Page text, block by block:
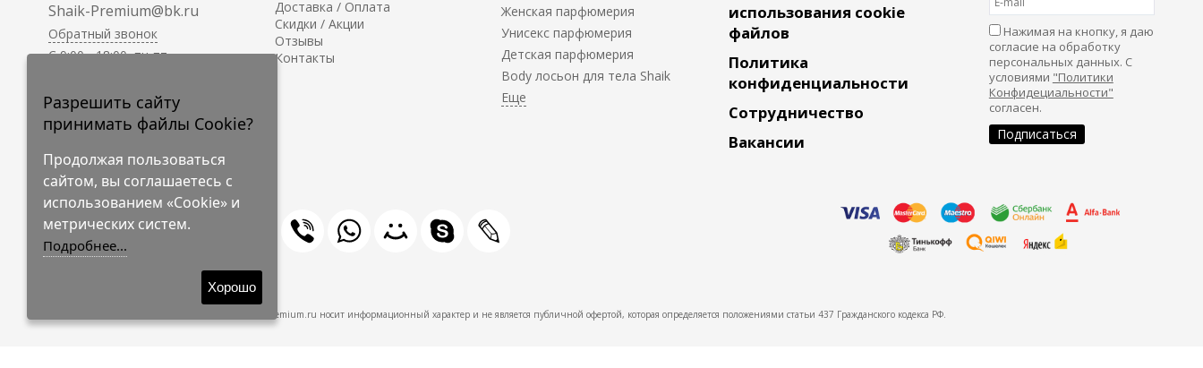
Shaik-Premium@bk.ru
Обратный звонок
C 9:00 - 18:00, пн-пт
круглосуточно.
Доставка / Оплата
Скидки / Акции
Отзывы
Контакты
Женская парфюмерия
Унисекс парфюмерия
Детская парфюмерия
Body лосьон для тела Shaik
использования cookie
файлов
Политика
конфиденциальности
Сотрудничество
Вакансии
Нажимая на кнопку, я даю
согласие на обработку
персональных данных. С
условиями "Политики
Конфидециальности"
согласен.
© 2009-2026 Shaik-Premium
Shaik-Premium.ru носит информационный характер и не является публичной офертой, которая определяется положениями статьи 437 Гражданского кодекса РФ.
Разрешить сайту
принимать файлы Cookie?
Продолжая пользоваться
сайтом, вы соглашаетесь с
использованием «Cookie» и
метрических систем.
Подробнее...
Хорошо